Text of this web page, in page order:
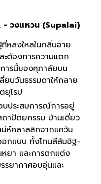
- วงแหวน (Supalai)
หลงใหลในกลิ่นอาย
ต้องการความแตก
ารนี้ของศุภาลัยบน
ยนวันธรรมดาให้กลาย
ยุโรป
บประสบการณ์การอยู่
าปัตยกรรม บ้านเดี่ยว
ห์คลาสสิกจากแคว้น
อกแบบ ทั้งโทนสีส้มอิฐ-
ยา และการตกแต่ง
รยากาศอบอุ่นและ